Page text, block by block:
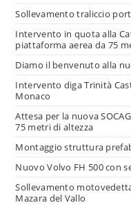
Sollevamento traliccio
Intervento in quota alla
piattaforma aerea da 75
Diamo il benvenuto alla
Intervento diga Trinità
Monaco
Attesa per la nuova
75 metri di altezza
Montaggio struttura
Nuovo Volvo FH 500 con
Sollevamento
Mazara del Vallo